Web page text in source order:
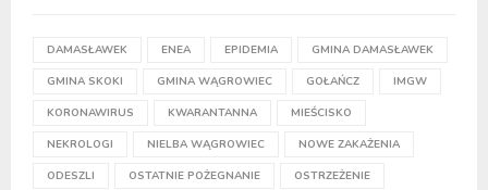
DAMASŁAWEK ENEA EPIDEMIA GMINA DAMASŁAWEK
GMINA SKOKI GMINA WĄGROWIEC GOŁAŃCZ IMGW
KORONAWIRUS KWARANTANNA MIEŚCISKO
NEKROLOGI NIELBA WĄGROWIEC NOWE ZAKAŻENIA
ODESZLI OSTATNIE POŻEGNANIE OSTRZEŻENIE